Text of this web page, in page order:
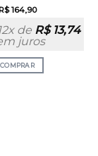
R$164,90
de R$13,74
juros
COMPRAR